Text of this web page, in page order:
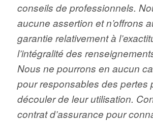
conseils de professionnels.
aucune assertion et n’offrons
garantie relativement à
l’intégralité des
Nous ne pourrons en aucun
pour responsables des pertes
découler de leur utilisation.
contrat d’assurance pour